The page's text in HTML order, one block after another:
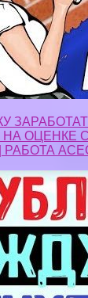
ОЦЕНКЕ
| РАБОТА